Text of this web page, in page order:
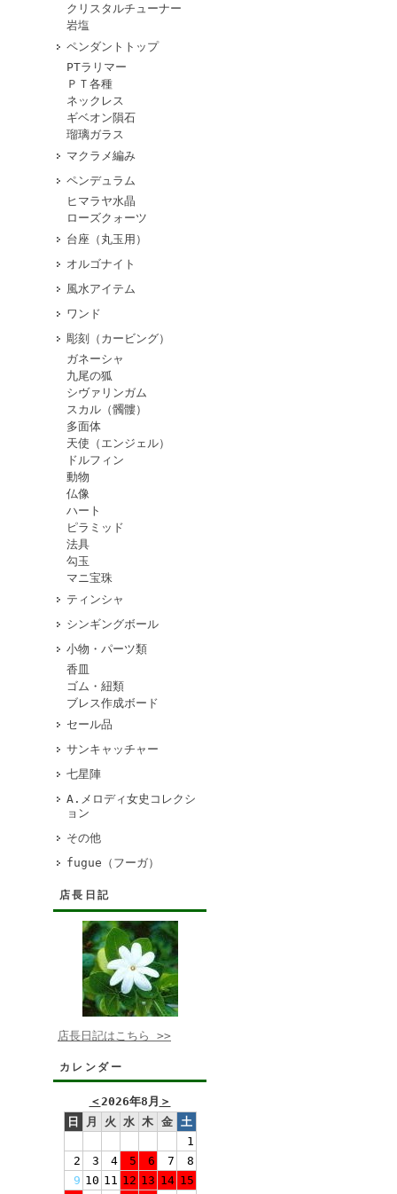
クリスタルチューナー
岩塩
ペンダントトップ
PTラリマー
ＰＴ各種
ネックレス
ギベオン隕石
瑠璃ガラス
マクラメ編み
ペンデュラム
ヒマラヤ水晶
ローズクォーツ
台座（丸玉用）
オルゴナイト
風水アイテム
ワンド
彫刻（カービング）
ガネーシャ
九尾の狐
シヴァリンガム
スカル（髑髏）
多面体
天使（エンジェル）
ドルフィン
動物
仏像
ハート
ピラミッド
法具
勾玉
マニ宝珠
ティンシャ
シンギングボール
小物・パーツ類
香皿
ゴム・紐類
ブレス作成ボード
セール品
サンキャッチャー
七星陣
A.メロディ女史コレクシ
ョン
その他
fugue（フーガ）
店長日記
店長日記はこちら >>
カレンダー
＜2026年8月 ＞
日
月 火 水 木 金
土
1
2
3 4 5 6 7
8
9 10 11 12 13 14 15